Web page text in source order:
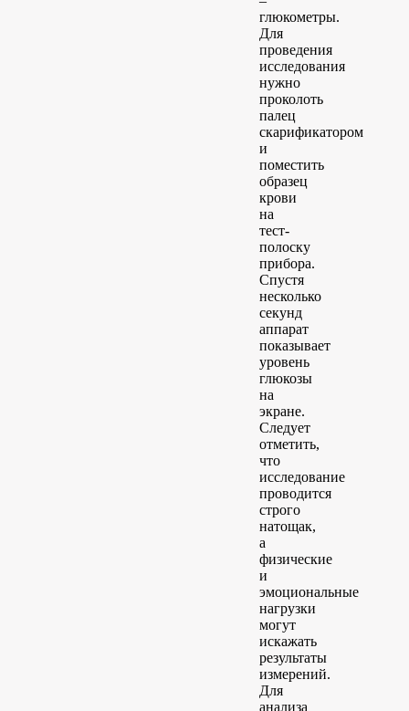
глюкометры.
Для
проведения
исследования
нужно
проколоть
палец
скарификатором
и
поместить
образец
крови
на
тест-
полоску
прибора.
Спустя
несколько
секунд
аппарат
показывает
уровень
глюкозы
на
экране.
Следует
отметить,
что
исследование
проводится
строго
натощак,
а
физические
и
эмоциональные
нагрузки
могут
искажать
результаты
измерений.
Для
анализа